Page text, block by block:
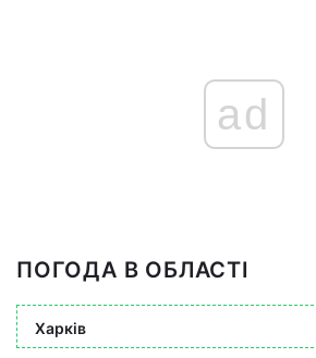
ad
ПОГОДА В ОБЛАСТІ
Харків